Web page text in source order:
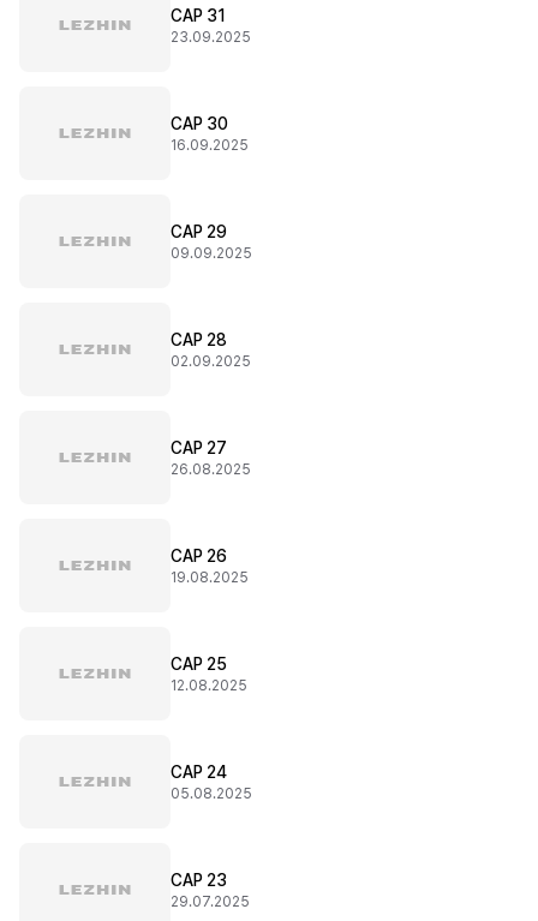
CAP 31
23.09.2025
CAP 30
16.09.2025
CAP 29
09.09.2025
CAP 28
02.09.2025
CAP 27
26.08.2025
CAP 26
19.08.2025
CAP 25
12.08.2025
CAP 24
05.08.2025
CAP 23
29.07.2025